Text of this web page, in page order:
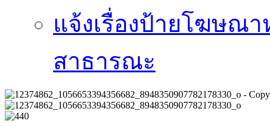
แจ้งเรื่องป้ายโฆษณ
สาธารณะ